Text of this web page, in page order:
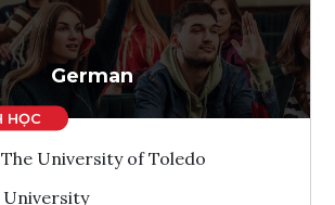
Tham vấn Interlink
German
The University of Toledo
University